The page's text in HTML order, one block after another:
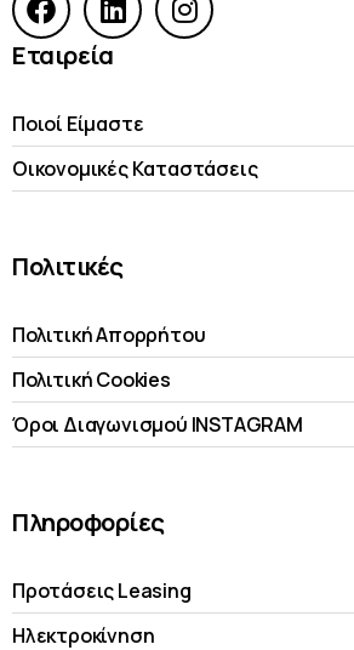
Εταιρεία
Ποιοί Είμαστε
Οικονομικές Kαταστάσεις
Πολιτικές
Πολιτική Απορρήτου
Πολιτική Cookies
Όροι Διαγωνισμού INSTAGRAM
Πληροφορίες
Προτάσεις Leasing
Ηλεκτροκίνηση